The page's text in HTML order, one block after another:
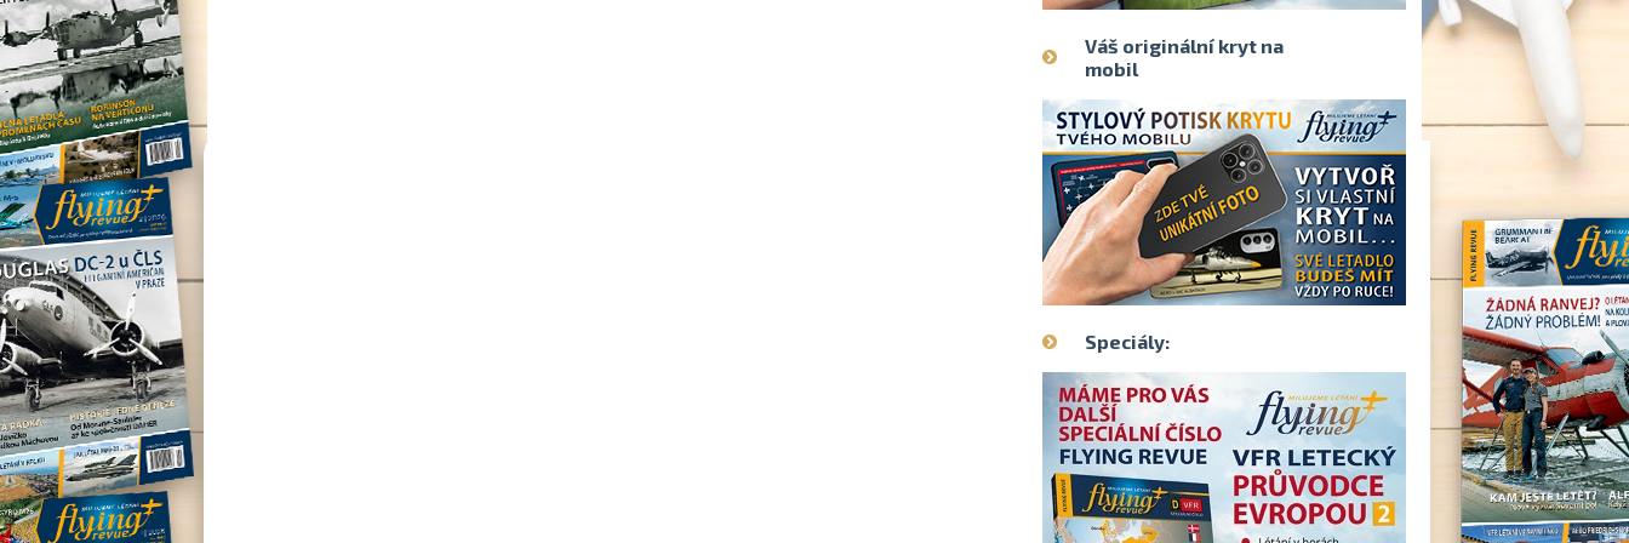
Váš originální kryt na
mobil
Speciály: